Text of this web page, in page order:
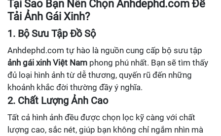
Tại Sao Bạn Nên Chọn Anhdephd.com Để
Tải Ảnh Gái Xinh?
1. Bộ Sưu Tập Đồ Sộ
Anhdephd.com tự hào là nguồn cung cấp bộ sưu tập
ảnh gái xinh Việt Nam phong phú nhất. Bạn sẽ tìm thấy
đủ loại hình ảnh từ dễ thương, quyến rũ đến những
khoảnh khắc đời thường đầy ý nghĩa.
2. Chất Lượng Ảnh Cao
Tất cả hình ảnh đều được chọn lọc kỹ càng với chất
lượng cao, sắc nét, giúp bạn không chỉ ngắm nhìn mà